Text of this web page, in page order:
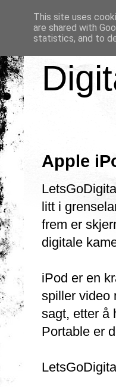
Apple
litt i
frem er
digitale
iPod er en
spiller video
sagt, etter å
Portable er
This site uses
are shared with
statistics, and to